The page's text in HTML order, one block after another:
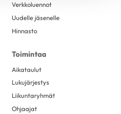
Verkkoluennot
Uudelle jäsenelle
Hinnasto
Toimintaa
Aikataulut
Lukujärjestys
Liikuntaryhmät
Ohjaajat